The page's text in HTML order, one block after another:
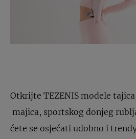
Otkrijte TEZENIS modele
majica, sportskog donjeg
ćete se osjećati udobno i